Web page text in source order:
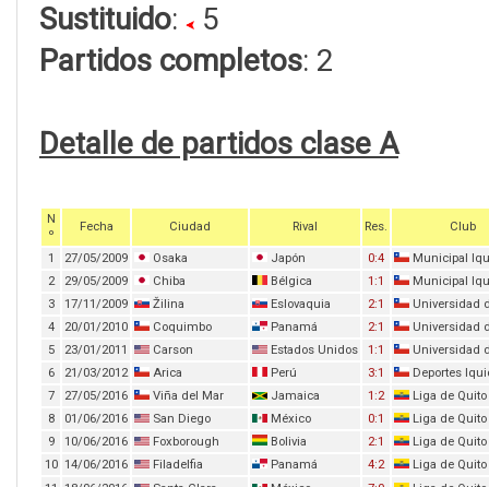
Sustituido:
5
Partidos completos: 2
Detalle de partidos clase A
N
º
Fecha Ciudad Rival Res. Club
1 27/05/2009 Osaka Japón 0:4
Municipal
2
29/05/2009 Chiba Bélgica 1:1
Municipal
3
17/11/2009 Žilina Eslovaquia 2:1
Universidad
4
20/01/2010 Coquimbo Panamá 2:1
Universidad
5
23/01/2011 Carson Estados Unidos 1:1
Universidad
6
21/03/2012 Arica Perú 3:1
Deportes
7
27/05/2016 Viña del Mar Jamaica 1:2
Liga de Quito
8
01/06/2016 San Diego México 0:1
Liga de Quito
9
10/06/2016 Foxborough Bolivia 2:1
Liga de Quito
10 14/06/2016 Filadelfia Panamá 4:2
Liga de Quito